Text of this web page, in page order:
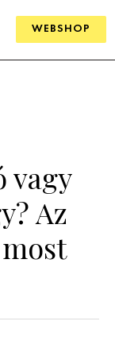
WEBSHOP
vagy
Az